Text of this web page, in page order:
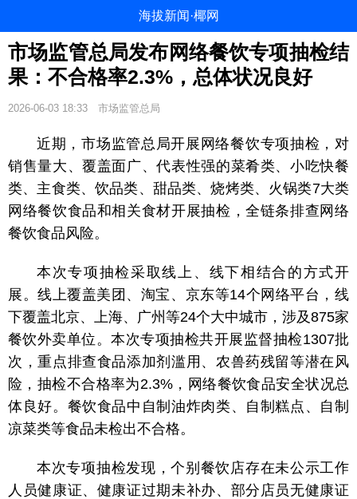
海拔新闻·椰网
市场监管总局发布网络餐饮专项抽检结
果：不合格率2.3%，总体状况良好
2026-06-03 18:33 市场监管总局
近期，市场监管总局开展网络餐饮专项抽检，对
销售量大、覆盖面广、代表性强的菜肴类、小吃快餐
类、主食类、饮品类、甜品类、烧烤类、火锅类7大类
网络餐饮食品和相关食材开展抽检，全链条排查网络
餐饮食品风险。
本次专项抽检采取线上、线下相结合的方式开
展。线上覆盖美团、淘宝、京东等14个网络平台，线
下覆盖北京、上海、广州等24个大中城市，涉及875家
餐饮外卖单位。本次专项抽检共开展监督抽检1307批
次，重点排查食品添加剂滥用、农兽药残留等潜在风
险，抽检不合格率为2.3%，网络餐饮食品安全状况总
体良好。餐饮食品中自制油炸肉类、自制糕点、自制
凉菜类等食品未检出不合格。
本次专项抽检发现，个别餐饮店存在未公示工作
人员健康证、健康证过期未补办、部分店员无健康证